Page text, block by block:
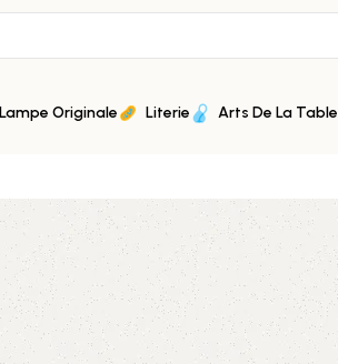
Lampe Originale Literie Arts De La Table